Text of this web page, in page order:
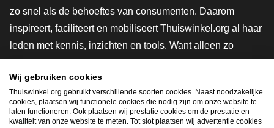
zo snel als de behoeftes van consumenten. Daarom
inspireert, faciliteert en mobiliseert Thuiswinkel.org al haar
leden met kennis, inzichten en tools. Want alleen zo
innovatievere toekomst. Dus groei ook mee en maak
shoppen slimmer.
Lid worden
Wij gebruiken cookies
Thuiswinkel.org gebruikt verschillende soorten cookies. Naast noodzakelijke
cookies, plaatsen wij functionele cookies die nodig zijn om onze website te
laten functioneren. Ook plaatsen wij prestatie cookies om de prestatie en
kwaliteit van onze website te meten. Tot slot plaatsen wij advertentie cookies